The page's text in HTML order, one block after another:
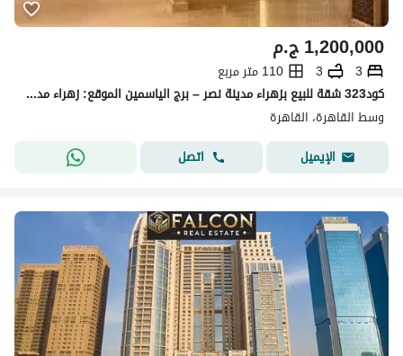
ج.م1,200,000
3
3
110 متر مربع
كود323 شقة للبيع بزهراء مدينة نصر – برج الياسمين الموقع: زهراء مدينة نصر – شارع الجامعة، المساحة: 110 متر صافي سوبر لوكس التقسيم: ريسب
وسط القاهرة، القاهرة
الإيميل
اتصل